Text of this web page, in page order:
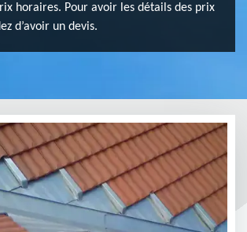
horaires. Pour avoir les détails des prix
d’avoir un devis.